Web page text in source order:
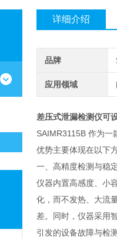
详细介绍
品牌
应用领域
差压式泄漏检测仪可
SAIMR3115B 作为一
优势主要体现在以下
一、高精度检测与稳
仪器内置高感度、小
化，而不发热、大流
差。同时，仪器采用
引发的设备故障与检